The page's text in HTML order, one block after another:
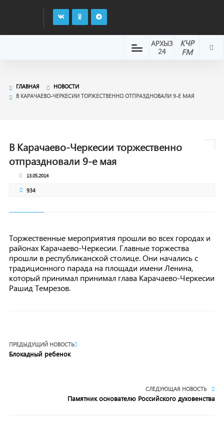
КЧР
FM
АРХЫЗ
24
ГЛАВНАЯ
НОВОСТИ
В КАРАЧАЕВО-ЧЕРКЕСИИ ТОРЖЕСТВЕННО ОТПРАЗДНОВАЛИ 9-Е МАЯ
В Карачаево-Черкесии торжественно
отпраздновали 9-е мая
13.05.2014
934
Торжественные мероприятия прошли во всех городах и
районах Карачаево-Черкесии. Главные торжества
прошли в республиканской столице. Они начались с
традиционного парада на площади имени Ленина,
который принимал принимал глава Карачаево-Черкесии
Рашид Темрезов.
ПРЕДЫДУЩИЙ НОВОСТЬ
Блокадный ребенок
СЛЕДУЮЩАЯ НОВОСТЬ
Памятник основателю Российского духовенства